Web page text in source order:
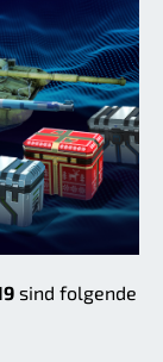
sind folgende